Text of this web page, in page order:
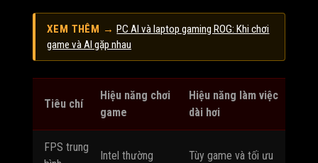
XEM THÊM →PC AI và laptop gaming ROG: Khi chơi
game và AI gặp nhau
Tiêu chí
Hiệu năng chơi
game
Hiệu năng làm việc
dài hơi
FPS trung
Intel thường
Tùy game và tối ưu